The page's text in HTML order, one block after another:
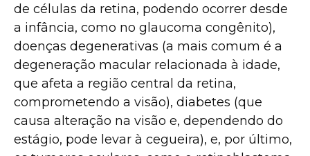
de células da retina, podendo ocorrer desde
a infância, como no glaucoma congênito),
doenças degenerativas (a mais comum é a
degeneração macular relacionada à idade,
que afeta a região central da retina,
comprometendo a visão), diabetes (que
causa alteração na visão e, dependendo do
estágio, pode levar à cegueira), e, por último,